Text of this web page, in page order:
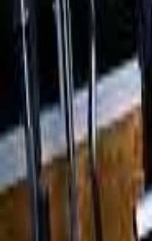
Kim jesteśmy
Historia, wartości i założyciel
Kadra
Trenerzy, którzy poprowadzą
Studia
Trzy studia w Trójmieście —
Poznaj bliżej